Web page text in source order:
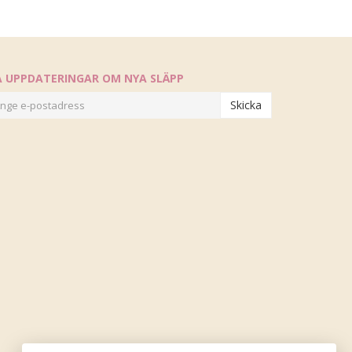
UPPDATERINGAR OM NYA SLÄPP
Skicka